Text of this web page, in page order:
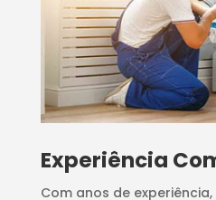
​Experiência
Com anos de experiência,